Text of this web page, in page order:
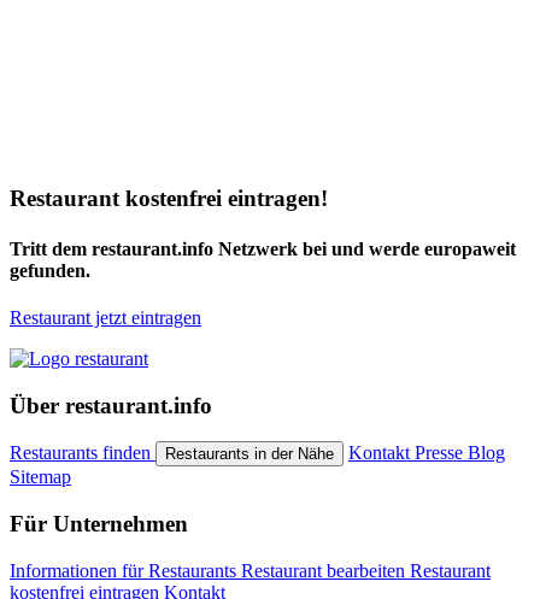
Restaurant kostenfrei eintragen!
Tritt dem restaurant.info Netzwerk bei und werde europaweit
gefunden.
Restaurant jetzt eintragen
Über restaurant.info
Restaurants finden Restaurants in der Nähe Kontakt Presse Blog
Sitemap
Für Unternehmen
Informationen für Restaurants Restaurant bearbeiten Restaurant
kostenfrei eintragen Kontakt